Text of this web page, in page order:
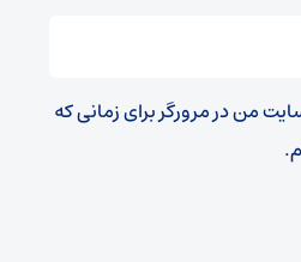
من در مرورگر برای زمانی که